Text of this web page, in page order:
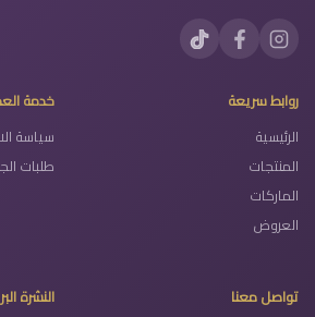
روابط سريعة
الرئيسية
المنتجات
الماركات
العروض
خدمة
سياسة
طلبات
تواصل معنا النشرة